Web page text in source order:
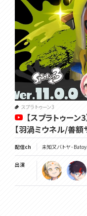
スプラトゥーン3
【スプラトゥーン
【羽渦ミウネル/善
配信ch 未知又バトヤ -
出演